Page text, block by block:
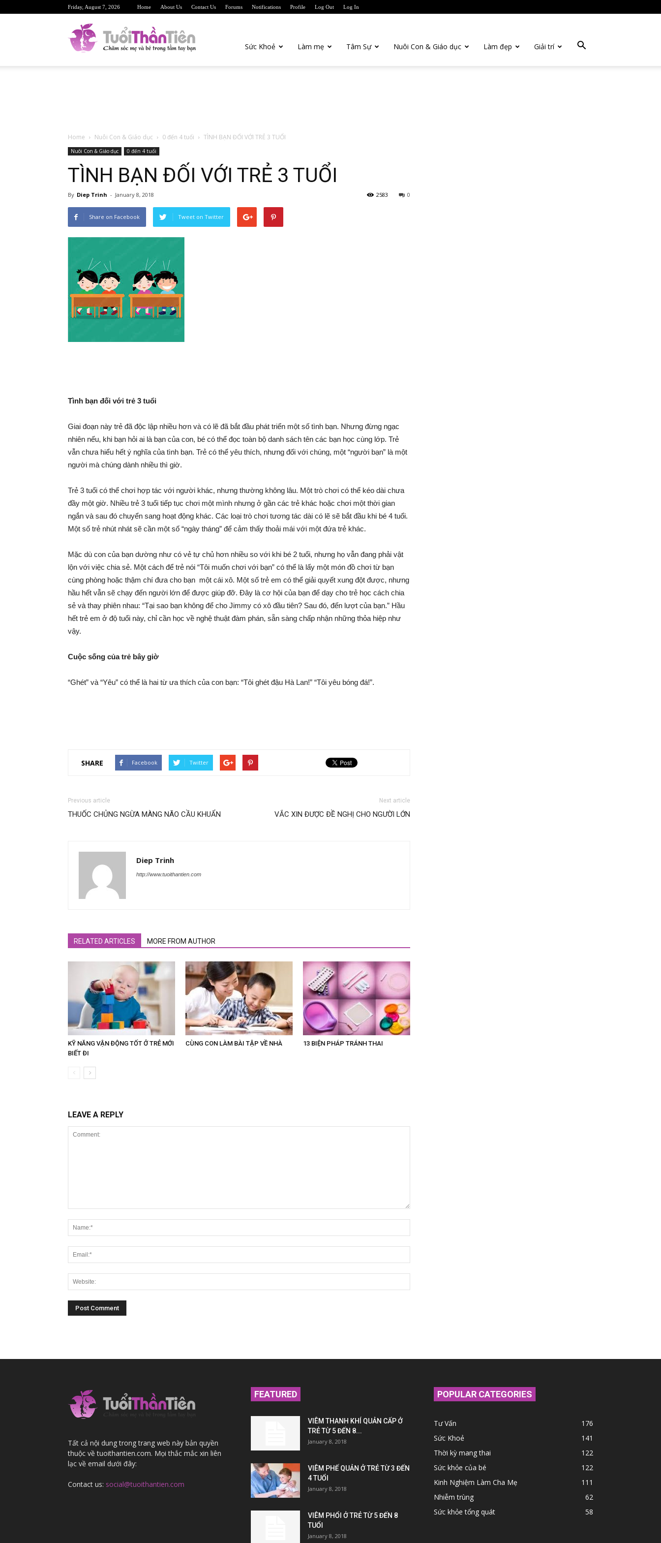
Friday, August 7, 2026 Home About Us Contact Us Forums Notifications Profile Log Out Log In
bé
Sức Khoẻ Làm mẹ Tâm Sự Nuôi Con & Giáo dục Làm đẹp Giải trí
Home Nuôi Con & Giáo dục 0 đến 4 tuổi TÌNH BẠN ĐỐI VỚI TRẺ 3 TUỔI
Nuôi Con & Giáo dục 0 đến 4 tuổi
TÌNH BẠN ĐỐI VỚI TRẺ 3 TUỔI
By Diep Trinh - January 8, 2018 0
2583
Share on Facebook Tweet on Twitter
Tình bạn đối với trẻ 3 tuổi
Giai đoạn này trẻ đã độc lập nhiều hơn và có lẽ đã bắt đầu phát triển một số tình bạn. Nhưng đừng ngạc
nhiên nếu, khi bạn hỏi ai là bạn của con, bé có thể đọc toàn bộ danh sách tên các bạn học cùng lớp. Trẻ
vẫn chưa hiểu hết ý nghĩa của tình bạn. Trẻ có thể yêu thích, nhưng đối với chúng, một “người bạn” là một
người mà chúng dành nhiều thì giờ.
Trẻ 3 tuổi có thể chơi hợp tác với người khác, nhưng thường không lâu. Một trò chơi có thể kéo dài chưa
đầy một giờ. Nhiều trẻ 3 tuổi tiếp tục chơi một mình nhưng ở gần các trẻ khác hoặc chơi một thời gian
ngắn và sau đó chuyển sang hoạt động khác. Các loại trò chơi tương tác dài có lẽ sẽ bắt đầu khi bé 4 tuổi.
Một số trẻ nhút nhát sẽ cần một số “ngày tháng” để cảm thấy thoải mái với một đứa trẻ khác.
Mặc dù con của bạn dường như có vẻ tự chủ hơn nhiều so với khi bé 2 tuổi, nhưng họ vẫn đang phải vật
lộn với việc chia sẻ. Một cách để trẻ nói “Tôi muốn chơi với bạn” có thể là lấy một món đồ chơi từ bạn
cùng phòng hoặc thậm chí đưa cho bạn một cái xô. Một số trẻ em có thể giải quyết xung đột được, nhưng
hầu hết vẫn sẽ chạy đến người lớn để được giúp đỡ. Đây là cơ hội của bạn để dạy cho trẻ học cách chia
sẻ và thay phiên nhau: “Tại sao bạn không để cho Jimmy có xô đầu tiên? Sau đó, đến lượt của bạn.” Hầu
hết trẻ em ở độ tuổi này, chỉ cần học về nghệ thuật đàm phán, sẵn sàng chấp nhận những thỏa hiệp như
vậy.
Cuộc sống của trẻ bây giờ
“Ghét” và “Yêu” có thể là hai từ ưa thích của con bạn: “Tôi ghét đậu Hà Lan!” “Tôi yêu bóng đá!”.
SHARE Facebook Twitter
Previous article
THUỐC CHỦNG NGỪA MÀNG NÃO CẦU KHUẨN
Next article
VẮC XIN ĐƯỢC ĐỀ NGHỊ CHO NGƯỜI LỚN
Diep Trinh
http://www.tuoithantien.com
RELATED ARTICLES MORE FROM AUTHOR
KỸ NĂNG VẬN ĐỘNG TỐT Ở TRẺ MỚI
BIẾT ĐI
CÙNG CON LÀM BÀI TẬP VỀ NHÀ 13 BIỆN PHÁP TRÁNH THAI
LEAVE A REPLY
Tất cả nội dung trong trang web này bản quyền
thuộc về tuoithantien.com. Mọi thắc mắc xin liên
lạc về email dưới đây:
Contact us: social@tuoithantien.com
FEATURED
VIÊM THANH KHÍ QUẢN CẤP Ở
TRẺ TỪ 5 ĐẾN 8...
January 8, 2018
VIÊM PHẾ QUẢN Ở TRẺ TỪ 3 ĐẾN
4 TUỔI
January 8, 2018
VIÊM PHỔI Ở TRẺ TỪ 5 ĐẾN 8
TUỔI
January 8, 2018
POPULAR CATEGORIES
Tư Vấn
176
Sức Khoẻ
141
Thời kỳ mang thai
122
Sức khỏe của bé
122
Kinh Nghiệm Làm Cha Mẹ
111
Nhiễm trùng
62
Sức khỏe tổng quát
58